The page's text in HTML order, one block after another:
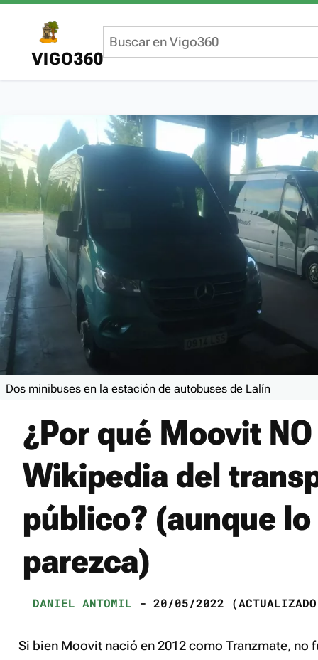
VIGO360
Dos minibuses en la estación de autobuses de Lalín
¿Por qué Moovit
Wikipedia del
público? (aunque lo
parezca)
DANIEL ANTOMIL - 20/05/2022
Si bien Moovit nació en 2012 como Tranzmate, no